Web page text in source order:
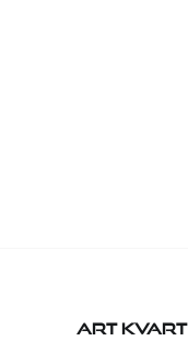
ART KVART